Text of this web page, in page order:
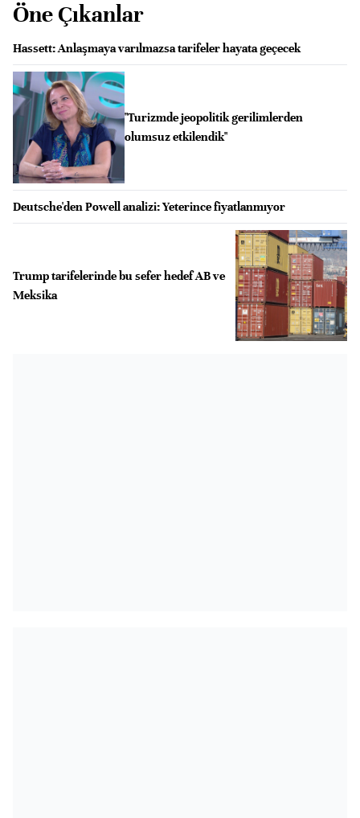
Öne Çıkanlar
Hassett: Anlaşmaya varılmazsa tarifeler hayata geçecek
"Turizmde jeopolitik gerilimlerden
olumsuz etkilendik"
Deutsche'den Powell analizi: Yeterince fiyatlanmıyor
Trump tarifelerinde bu sefer hedef AB ve
Meksika